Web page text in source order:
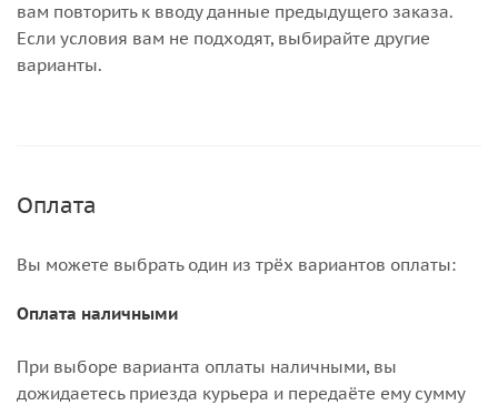
вам повторить к вводу данные предыдущего заказа.
Если условия вам не подходят, выбирайте другие
варианты.
Оплата
Вы можете выбрать один из трёх вариантов оплаты:
Оплата наличными
При выборе варианта оплаты наличными, вы
дожидаетесь приезда курьера и передаёте ему сумму